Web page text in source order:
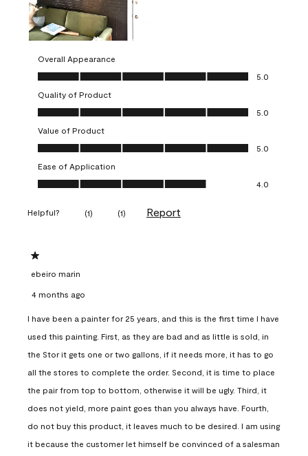
Overall Appearance
Overall Appearance, 5.0 out of 5
5.0
Quality of Product
Quality of Product, 5.0 out of 5
5.0
Value of Product
Value of Product, 5.0 out of 5
5.0
Ease of Application
Ease of Application, 4.0 out of 5
4.0
Helpful? (1) (1) Report
1 out of 5 stars.
ebeiro marin
4 months ago
I have been a painter for 25 years, and this is the first time I have
used this painting. First, as they are bad and as little is sold, in
the Stor it gets one or two gallons, if it needs more, it has to go
all the stores to complete the order. Second, it is time to place
the pair from top to bottom, otherwise it will be ugly. Third, it
does not yield, more paint goes than you always have. Fourth,
do not buy this product, it leaves much to be desired. I am using
it because the customer let himself be convinced of a salesman